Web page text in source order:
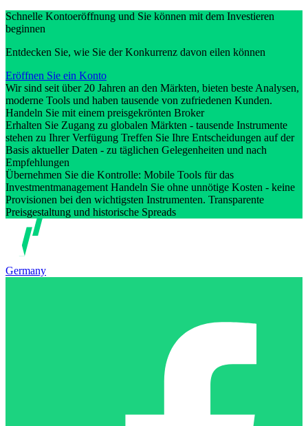
Schnelle Kontoeröffnung und Sie können mit dem Investieren
beginnen
Entdecken Sie, wie Sie der Konkurrenz davon eilen können
Eröffnen Sie ein Konto
Wir sind seit über 20 Jahren an den Märkten, bieten beste Analysen,
moderne Tools und haben tausende von zufriedenen Kunden.
Handeln Sie mit einem preisgekrönten Broker
Erhalten Sie Zugang zu globalen Märkten - tausende Instrumente
stehen zu Ihrer Verfügung Treffen Sie Ihre Entscheidungen auf der
Basis aktueller Daten - zu täglichen Gelegenheiten und nach
Empfehlungen
Übernehmen Sie die Kontrolle: Mobile Tools für das
Investmentmanagement Handeln Sie ohne unnötige Kosten - keine
Provisionen bei den wichtigsten Instrumenten. Transparente
Preisgestaltung und historische Spreads
Germany